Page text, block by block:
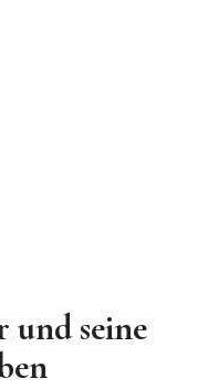
und seine